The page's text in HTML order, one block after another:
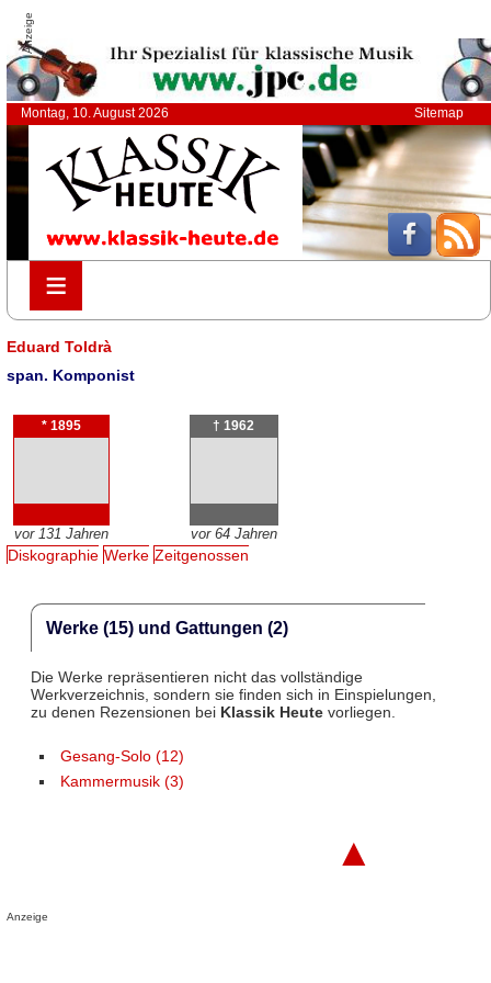
Anzeige
Montag, 10. August 2026 Sitemap
≡
≡
Eduard Toldrà
span. Komponist
* 1895
vor 131 Jahren
† 1962
vor 64 Jahren
Diskographie Werke Zeitgenossen
Werke (15) und Gattungen (2)
Die Werke repräsentieren nicht das vollständige
Werkverzeichnis, sondern sie finden sich in Einspielungen,
zu denen Rezensionen bei Klassik Heutevorliegen.
Gesang-Solo (12)
Kammermusik (3)
▲
Anzeige